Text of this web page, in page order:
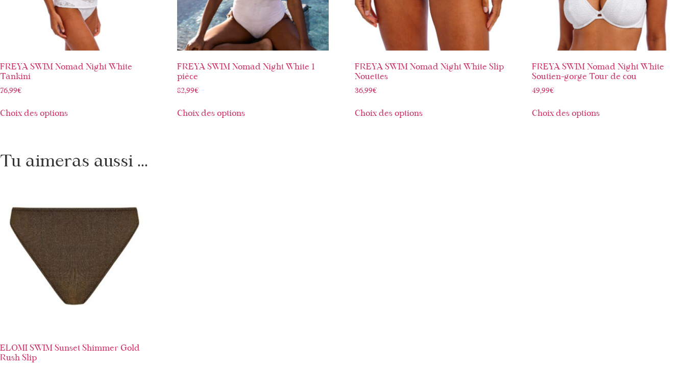
FREYA SWIM Nomad Night White
Tankini
76,99€
Choix des options
FREYA SWIM Nomad Night White 1
pièce
82,99€
Choix des options
FREYA SWIM Nomad Night White Slip
Nouettes
36,99€
Choix des options
FREYA SWIM Nomad Night White
Soutien-gorge Tour de cou
49,99€
Choix des options
Tu aimeras aussi ...
ELOMI SWIM Sunset Shimmer Gold
Rush Slip